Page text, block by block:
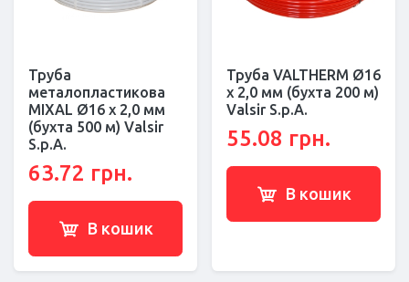
Труба
металопластикова
MIXAL Ø16 х 2,0 мм
(бухта 500 м) Valsir
S.p.A.
63.72 грн.
В кошик
Труба VALTHERM Ø16
х 2,0 мм (бухта 200 м)
Valsir S.p.A.
55.08 грн.
В кошик